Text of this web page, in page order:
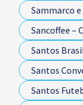
Sammarco e
Sancoffee –
Santos
Santos
Santos